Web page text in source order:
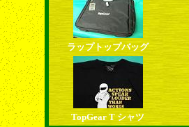
ラップトップバッグ
TopGear T シャツ